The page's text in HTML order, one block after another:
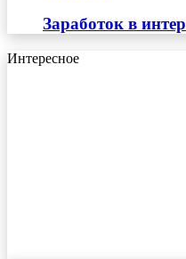
Заработок в
Интересное